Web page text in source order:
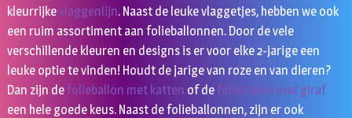
kleurrijkevlaggenlijn. Naast de leuke vlaggetjes, hebben we ook
een ruim assortiment aan folieballonnen. Door de vele
verschillende kleuren en designs is er voor elke 2-jarige een
leuke optie te vinden! Houdt de jarige van roze en van dieren?
Dan zijn de folieballon met katten of de folieballon met giraf
een hele goede keus. Naast de folieballonnen, zijn er ook